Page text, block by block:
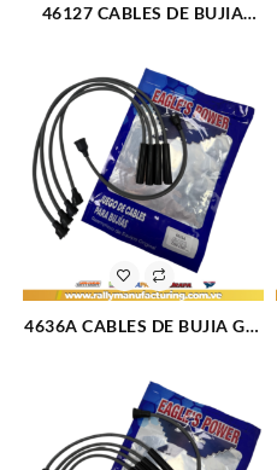
46127 CABLES DE BUJIA
(1710)
4636A CABLES DE BUJIA GM
(85-96) 4CIL 7 MM (1105)